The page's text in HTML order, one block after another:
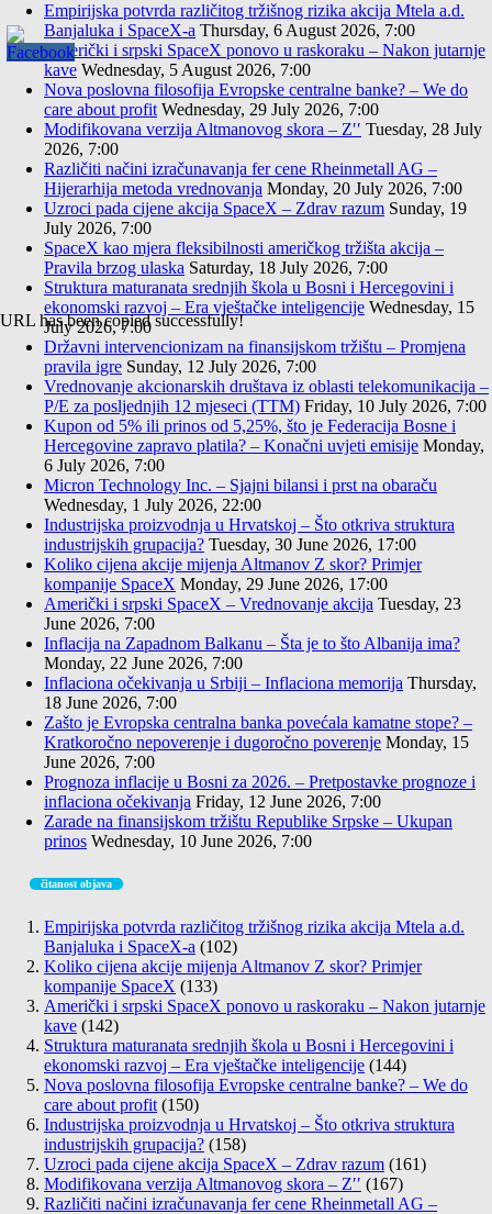
URL has been copied successfully!
Empirijska potvrda različitog tržišnog rizika akcija Mtela a.d.
Banjaluka i SpaceX-a Thursday, 6 August 2026, 7:00
Američki i srpski SpaceX ponovo u raskoraku – Nakon jutarnje
kave Wednesday, 5 August 2026, 7:00
Nova poslovna filosofija Evropske centralne banke? – We do
care about profit Wednesday, 29 July 2026, 7:00
Modifikovana verzija Altmanovog skora – Z′′ Tuesday, 28 July
2026, 7:00
Različiti načini izračunavanja fer cene Rheinmetall AG –
Hijerarhija metoda vrednovanja Monday, 20 July 2026, 7:00
Uzroci pada cijene akcija SpaceX – Zdrav razum Sunday, 19
July 2026, 7:00
SpaceX kao mjera fleksibilnosti američkog tržišta akcija –
Pravila brzog ulaska Saturday, 18 July 2026, 7:00
Struktura maturanata srednjih škola u Bosni i Hercegovini i
ekonomski razvoj – Era vještačke inteligencije Wednesday, 15
July 2026, 7:00
Državni intervencionizam na finansijskom tržištu – Promjena
pravila igre Sunday, 12 July 2026, 7:00
Vrednovanje akcionarskih društava iz oblasti telekomunikacija –
P/E za posljednjih 12 mjeseci (TTM) Friday, 10 July 2026, 7:00
Kupon od 5% ili prinos od 5,25%, što je Federacija Bosne i
Hercegovine zapravo platila? – Konačni uvjeti emisije Monday,
6 July 2026, 7:00
Micron Technology Inc. – Sjajni bilansi i prst na obaraču
Wednesday, 1 July 2026, 22:00
Industrijska proizvodnja u Hrvatskoj – Što otkriva struktura
industrijskih grupacija? Tuesday, 30 June 2026, 17:00
Koliko cijena akcije mijenja Altmanov Z skor? Primjer
kompanije SpaceX Monday, 29 June 2026, 17:00
Američki i srpski SpaceX – Vrednovanje akcija Tuesday, 23
June 2026, 7:00
Inflacija na Zapadnom Balkanu – Šta je to što Albanija ima?
Monday, 22 June 2026, 7:00
Inflaciona očekivanja u Srbiji – Inflaciona memorija Thursday,
18 June 2026, 7:00
Zašto je Evropska centralna banka povećala kamatne stope? –
Kratkoročno nepoverenje i dugoročno poverenje Monday, 15
June 2026, 7:00
Prognoza inflacije u Bosni za 2026. – Pretpostavke prognoze i
inflaciona očekivanja Friday, 12 June 2026, 7:00
Zarade na finansijskom tržištu Republike Srpske – Ukupan
prinos Wednesday, 10 June 2026, 7:00
čitanost objava
Empirijska potvrda različitog tržišnog rizika akcija Mtela a.d.
Banjaluka i SpaceX-a (102)
Koliko cijena akcije mijenja Altmanov Z skor? Primjer
kompanije SpaceX (133)
Američki i srpski SpaceX ponovo u raskoraku – Nakon jutarnje
kave (142)
Struktura maturanata srednjih škola u Bosni i Hercegovini i
ekonomski razvoj – Era vještačke inteligencije (144)
Nova poslovna filosofija Evropske centralne banke? – We do
care about profit (150)
Industrijska proizvodnja u Hrvatskoj – Što otkriva struktura
industrijskih grupacija? (158)
Uzroci pada cijene akcija SpaceX – Zdrav razum (161)
Modifikovana verzija Altmanovog skora – Z′′ (167)
Različiti načini izračunavanja fer cene Rheinmetall AG –